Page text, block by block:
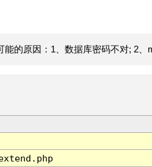
的原因：1、数据库密码不对; 2、